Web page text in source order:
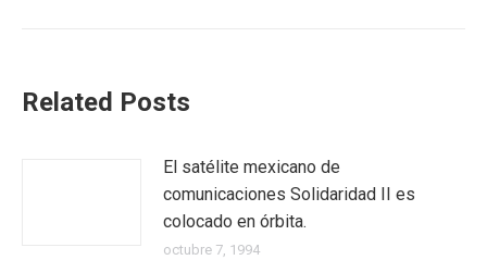
Related Posts
El satélite mexicano de
comunicaciones Solidaridad II es
colocado en órbita.
octubre 7, 1994